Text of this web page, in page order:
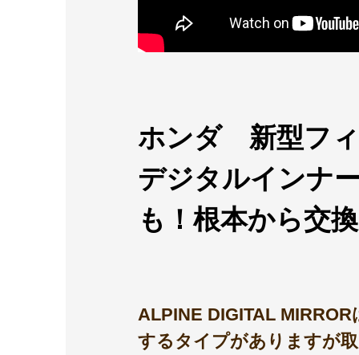
ホンダ 新型フィ
デジタルインナ
も！根本から交
ALPINE DIGITAL
するタイプがありますが